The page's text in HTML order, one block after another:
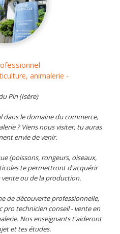
animalerie -
Pin (Isère)
dans le domaine du commerce,
? Viens nous visiter, tu auras
envie de venir.
(poissons, rongeurs, oiseaux,
te permettront d'acquérir
ou de la production.
de découverte professionnelle,
pro technicien conseil - vente en
Nos enseignants t'aideront
et tes études.